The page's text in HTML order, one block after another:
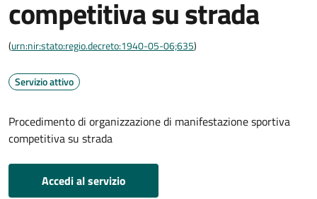
competitiva su strada
(urn:nir:stato:regio.decreto:1940-05-06;635)
Servizio attivo
Procedimento di organizzazione di manifestazione sportiva
competitiva su strada
Accedi al servizio